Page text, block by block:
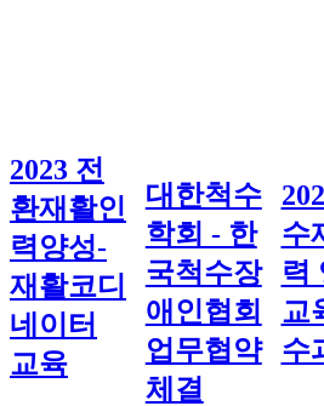
2023 전
환재활인
력양성-
재활코디
네이터
교육
대한척수
학회 - 한
국척수장
애인협회
업무협약
체결
수
력
교
수